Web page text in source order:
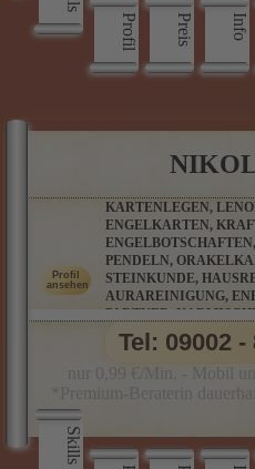
Profil
Preis Info
KARTENLEGEN,
ENGELKARTEN,
PENDELN,
STEINKUNDE,
AURAREINIGUNG,
PARTNER,
KARMISCHE
RITUALE,
Skills
Tel: 09002 -